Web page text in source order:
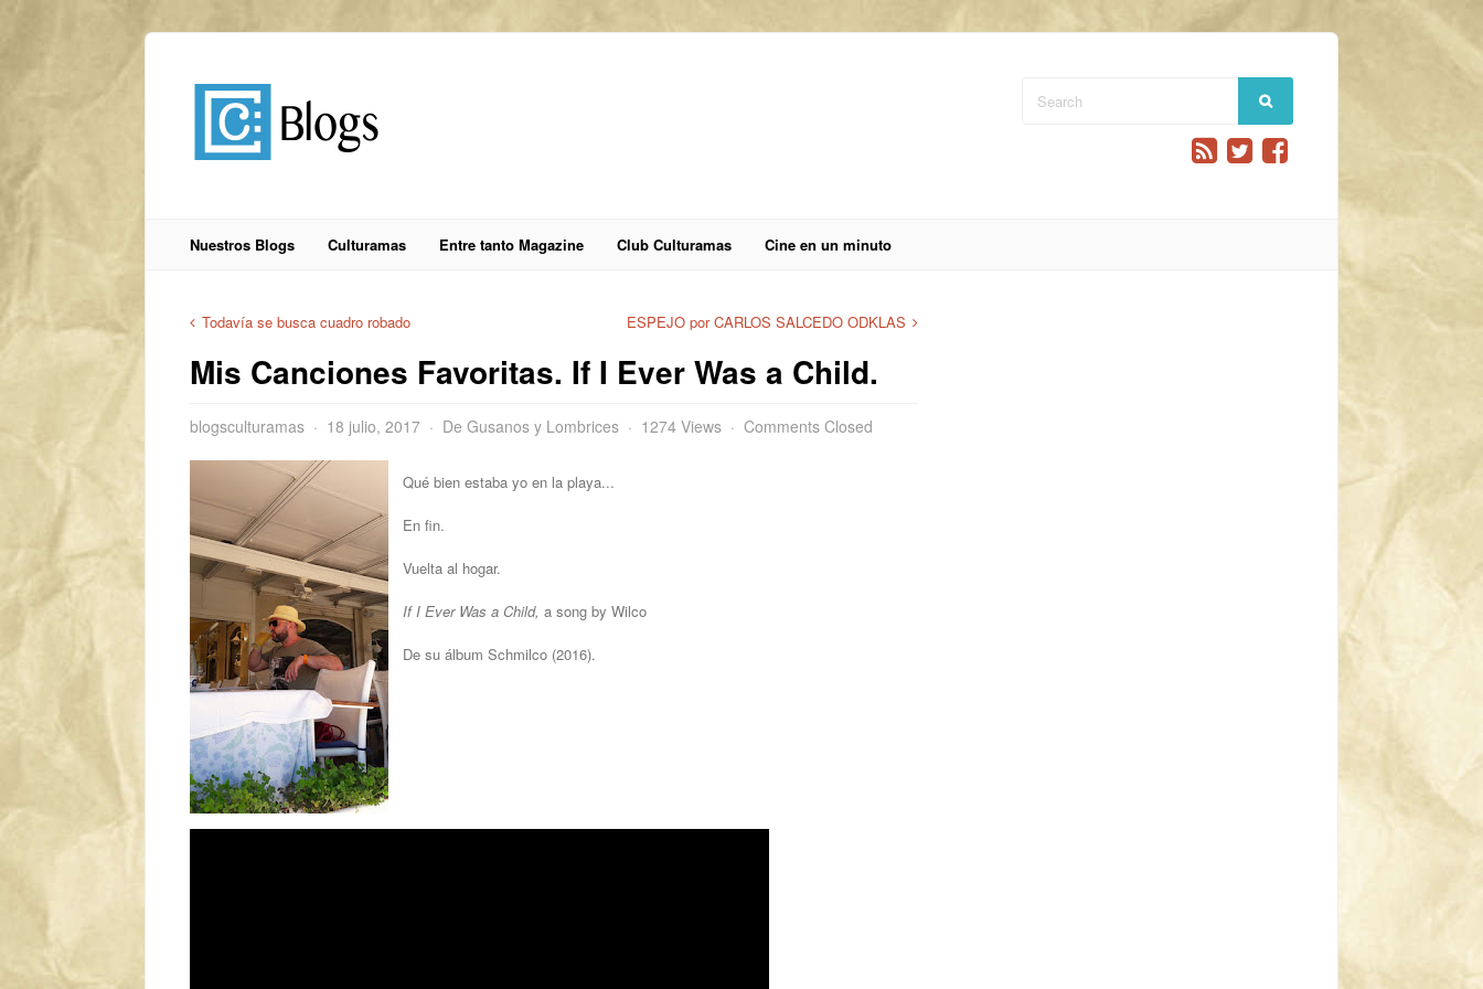
Nuestros Blogs Culturamas Entre tanto Magazine Club Culturamas Cine en un minuto
Todavía se busca cuadro robado ESPEJO por CARLOS SALCEDO ODKLAS
Mis Canciones Favoritas. If I Ever Was a Child.
blogsculturamas 18 julio, 2017 De Gusanos y Lombrices 1274 Views Comments Closed
Qué bien estaba yo en la playa...
En fin.
Vuelta al hogar.
If I Ever Was a Child, a song by Wilco
De su álbum Schmilco (2016).